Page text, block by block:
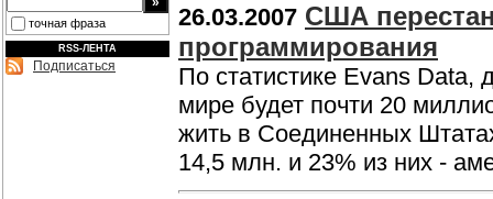
точная фраза
RSS-ЛЕНТА
Подписаться
26.03.2007 США
программирования
По статистике Evans Data,
мире будет почти 20
жить в Соединенных
14,5 млн. и 23% из них -